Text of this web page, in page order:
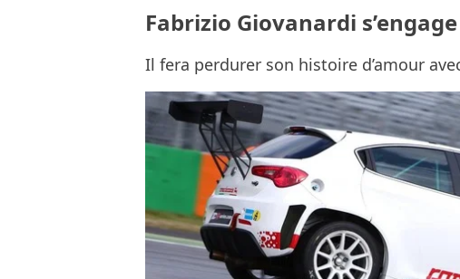
Fabrizio Giovanardi
Il fera perdurer son histoire d’amour